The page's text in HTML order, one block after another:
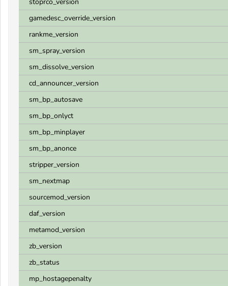
gamedesc_override_version
rankme_version
sm_spray_version
sm_dissolve_version
cd_announcer_version
sm_bp_autosave
sm_bp_onlyct
sm_bp_minplayer
sm_bp_anonce
stripper_version
sm_nextmap
sourcemod_version
daf_version
metamod_version
zb_version
zb_status
mp_hostagepenalty